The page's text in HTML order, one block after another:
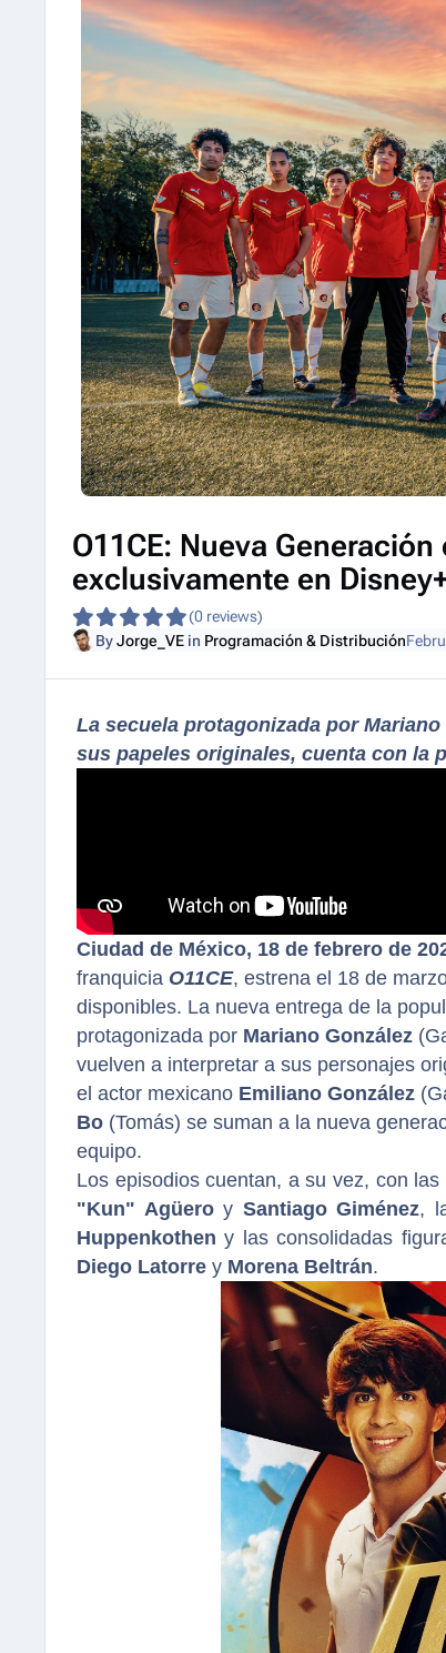
O11CE: Nueva
exclusivamente en
(0 reviews)
ByJorge_VEin Programación & Distribución
La secuela protagonizada por
sus papeles originales, cuenta con la
Ciudad de México, 18 de febrero de
franquicia O11CE, estrena el 18 de
disponibles. La nueva entrega de la
protagonizada por Mariano González
vuelven a interpretar a sus personajes
el actor mexicano Emiliano González
Bo (Tomás) se suman a la nueva
equipo.
Los episodios cuentan, a su vez, con
"Kun" Agüeroy Santiago Giménez,
Huppenkotheny las consolidadas
Diego Latorre y Morena Beltrán.